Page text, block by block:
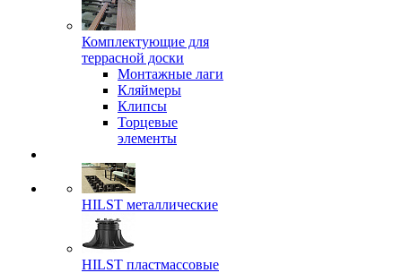
Комплектующие для
террасной доски
Монтажные лаги
Кляймеры
Клипсы
Торцевые
элементы
HILST металлические
HILST пластмассовые